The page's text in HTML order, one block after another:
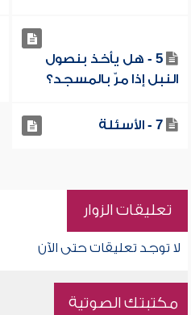
5 - هل يأخذ بنصول
النبل إذا مرّ بالمسجد؟
7 - الأسئلة
تعليقات الزوار
لا توجد تعليقات حتى الآن
مكتبتك الصوتية